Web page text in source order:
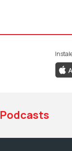
da da
YouTube
Podcasts